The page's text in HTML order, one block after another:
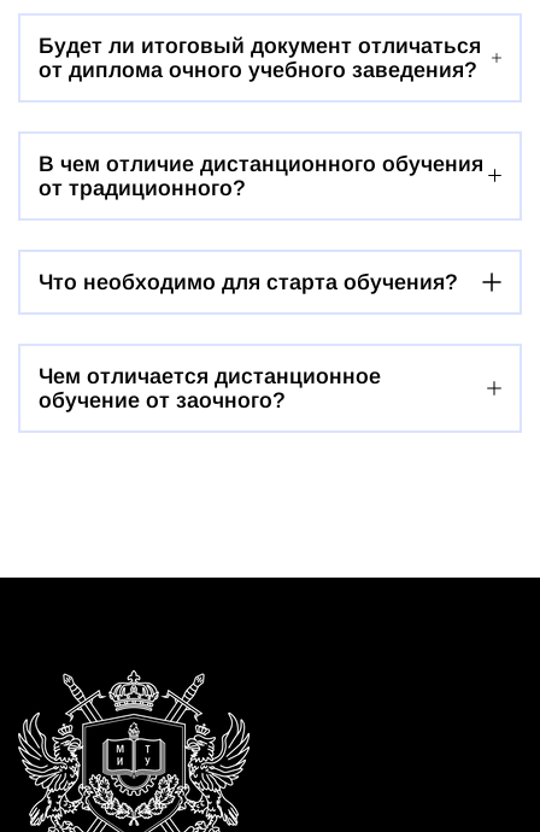
Будет ли итоговый документ отличаться
от диплома очного учебного заведения?
В чем отличие дистанционного обучения
от традиционного?
Что необходимо для старта обучения?
Чем отличается дистанционное
обучение от заочного?